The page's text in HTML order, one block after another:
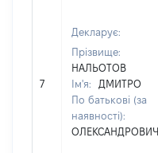
7
Декларує:
Прізвище:
НАЛЬОТОВ
Ім'я:
ДМИТРО
По батькові (за
наявності):
ОЛЕКСАНДРОВИЧ